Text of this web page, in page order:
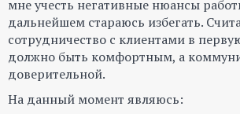
мне учесть негативные нюансы
дальнейшем стараюсь избегать.
сотрудничество с клиентами в
должно быть комфортным, а
доверительной.
На данный момент являюсь: